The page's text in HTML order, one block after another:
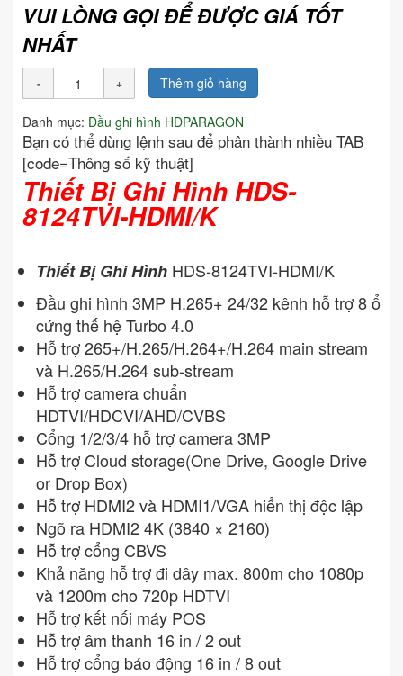
VUI LÒNG GỌI ĐỂ ĐƯỢC GIÁ TỐT
NHẤT
Thêm giỏ hàng
Danh mục: Đầu ghi hình HDPARAGON
Bạn có thể dùng lệnh sau để phân thành nhiều TAB
[code=Thông số kỹ thuật]
Thiết Bị Ghi Hình HDS-
8124TVI-HDMI/K
Thiết Bị Ghi Hình HDS-8124TVI-HDMI/K
Đầu ghi hình 3MP H.265+ 24/32 kênh hỗ trợ 8 ổ
cứng thế hệ Turbo 4.0
Hỗ trợ 265+/H.265/H.264+/H.264 main stream
và H.265/H.264 sub-stream
Hỗ trợ camera chuẩn
HDTVI/HDCVI/AHD/CVBS
Cổng 1/2/3/4 hỗ trợ camera 3MP
Hỗ trợ Cloud storage(One Drive, Google Drive
or Drop Box)
Hỗ trợ HDMI2 và HDMI1/VGA hiển thị độc lập
Ngõ ra HDMI2 4K (3840 × 2160)
Hỗ trợ cổng CBVS
Khả năng hỗ trợ đi dây max. 800m cho 1080p
và 1200m cho 720p HDTVI
Hỗ trợ kết nối máy POS
Hỗ trợ âm thanh 16 in / 2 out
Hỗ trợ cổng báo động 16 in / 8 out